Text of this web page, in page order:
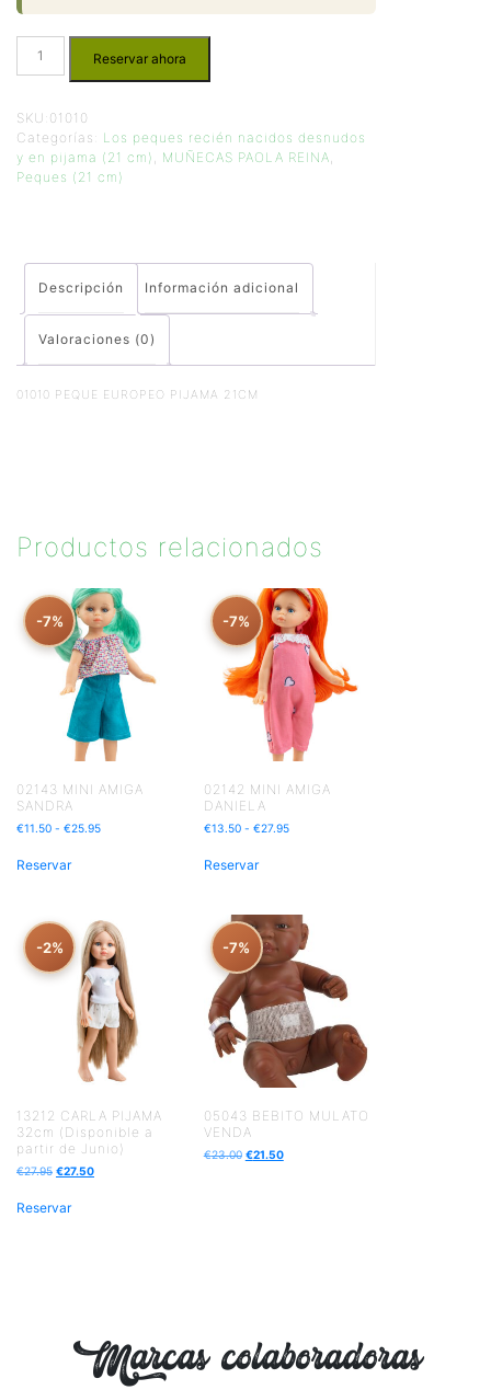
Reservar ahora
SKU: 01010
Categorías: Los peques recién nacidos desnudos
y en pijama (21 cm)
MUÑECAS PAOLA REINA
Peques (21 cm)
Descripción Información adicional
Valoraciones (0)
01010 PEQUE EUROPEO PIJAMA 21CM
Productos relacionados
-7%
02143 MINI AMIGA
SANDRA
€11.50 - €25.95
Reservar
-7%
02142 MINI AMIGA
DANIELA
€13.50 - €27.95
Reservar
-2%
13212 CARLA PIJAMA
32cm (Disponible a
partir de Junio)
€27.95 €27.50
Reservar
-7%
05043 BEBITO MULATO
VENDA
€23.00 €21.50
Marcas colaboradoras